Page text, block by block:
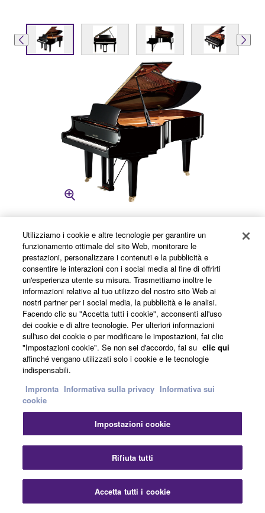
Utilizziamo i cookie e altre tecnologie per garantire un
funzionamento ottimale del sito Web, monitorare le
prestazioni, personalizzare i contenuti e la pubblicità e
consentire le interazioni con i social media al fine di offrirti
un'esperienza utente su misura. Trasmettiamo inoltre le
informazioni relative al tuo utilizzo del nostro sito Web ai
nostri partner per i social media, la pubblicità e le analisi.
Facendo clic su "Accetta tutti i cookie", acconsenti all'uso
dei cookie e di altre tecnologie. Per ulteriori informazioni
sull'uso dei cookie o per modificare le impostazioni, fai clic
"Impostazioni cookie". Se non sei d'accordo, fai su clic qui
affinché vengano utilizzati solo i cookie e le tecnologie
indispensabili.
Impronta Informativa sulla privacy Informativa sui
cookie
Impostazioni cookie
Rifiuta tutti
Accetta tutti i cookie